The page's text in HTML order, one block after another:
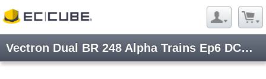
Vectron Dual BR 248 Alpha Trains Ep6 DCC Sound